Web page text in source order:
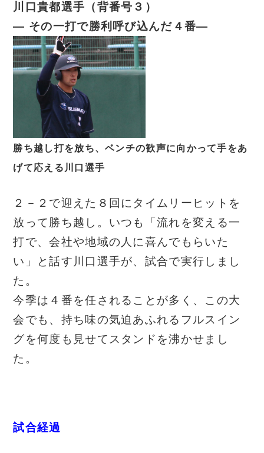
川口貴都選手（背番号３）
― その一打で勝利呼び込んだ４番―
勝ち越し打を放ち、ベンチの歓声に向かって手をあ
げて応える川口選手
２－２で迎えた８回にタイムリーヒットを
放って勝ち越し。いつも「流れを変える一
打で、会社や地域の人に喜んでもらいた
い」と話す川口選手が、試合で実行しまし
た。
今季は４番を任されることが多く、この大
会でも、持ち味の気迫あふれるフルスイン
グを何度も見せてスタンドを沸かせまし
た。
試合経過